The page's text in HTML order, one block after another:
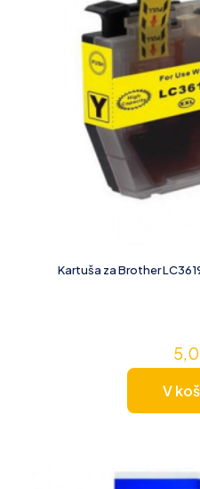
Kartuša za Brother
V